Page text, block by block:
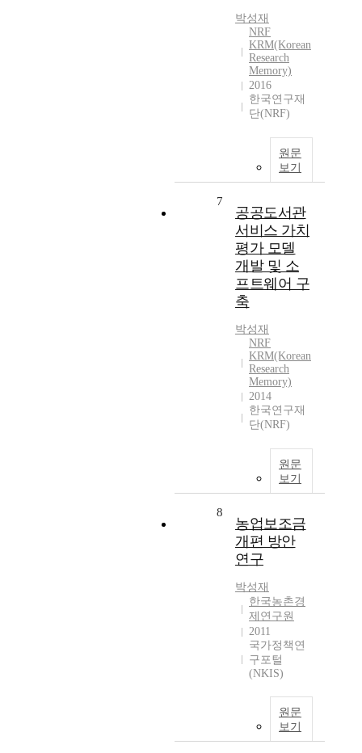
박성재
NRF
KRM(Korean
Research
Memory)
2016
한국연구재
단(NRF)
원문
보기
7
공공도서관
서비스 가치
평가 모델
개발 및 소
프트웨어 구
축
박성재
NRF
KRM(Korean
Research
Memory)
2014
한국연구재
단(NRF)
원문
보기
8
농업보조금
개편 방안
연구
박성재
한국농촌경
제연구원
2011
국가정책연
구포털
(NKIS)
원문
보기